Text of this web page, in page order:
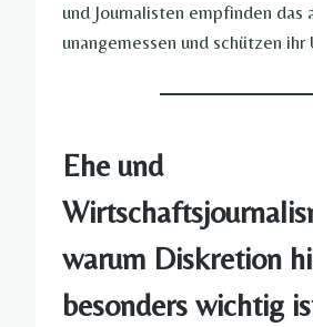
und Journalisten empfinden das
unangemessen und schützen
Ehe und
warum Diskretion
besonders wichtig